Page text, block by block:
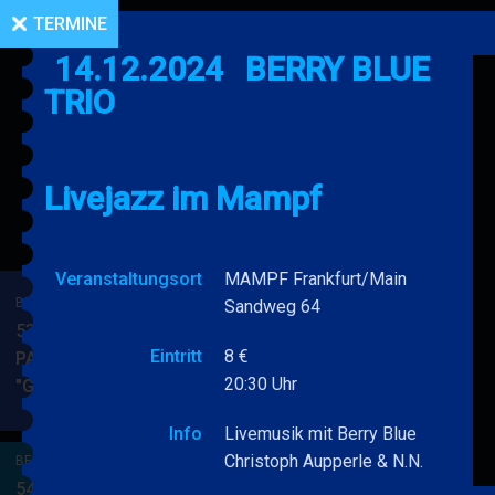
BERRY BLUE & BAND
53. JAZZ Matinee in den
PARKSIDE STUDIOS
"Gypsy Jazz"
&
BERRY BLUE & BAND
54. JAZZ Matinee in den
TERMINE
14.12.2024
BERRY BLUE
TRIO
Livejazz im Mampf
Veranstaltungsort
MAMPF Frankfurt/Main
Sandweg 64
Eintritt
8 €
20:30 Uhr
Info
Livemusik mit Berry Blue
Christoph Aupperle & N.N.